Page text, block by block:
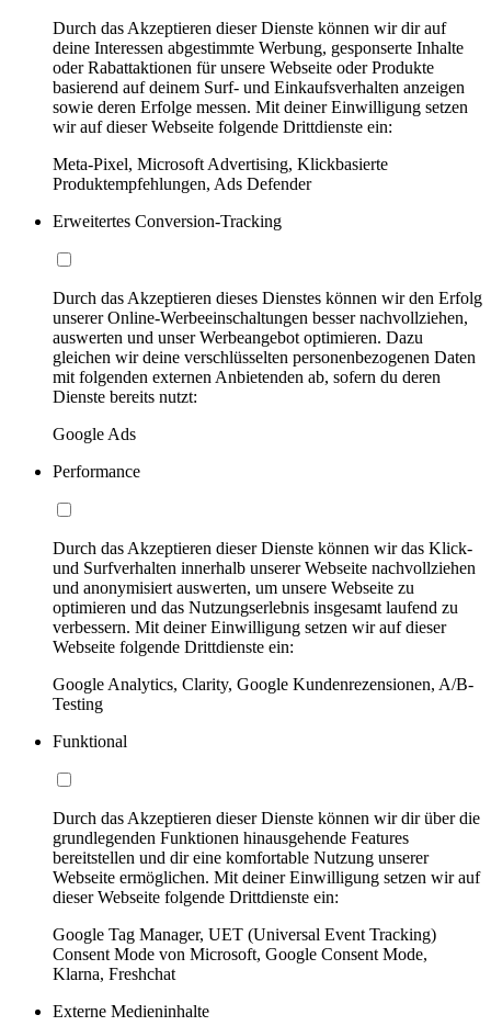
Durch das Akzeptieren dieser Dienste können wir dir auf
deine Interessen abgestimmte Werbung, gesponserte Inhalte
oder Rabattaktionen für unsere Webseite oder Produkte
basierend auf deinem Surf- und Einkaufsverhalten anzeigen
sowie deren Erfolge messen. Mit deiner Einwilligung setzen
wir auf dieser Webseite folgende Drittdienste ein:
Meta-Pixel, Microsoft Advertising, Klickbasierte
Produktempfehlungen, Ads Defender
Erweitertes Conversion-Tracking
Durch das Akzeptieren dieses Dienstes können wir den Erfolg
unserer Online-Werbeeinschaltungen besser nachvollziehen,
auswerten und unser Werbeangebot optimieren. Dazu
gleichen wir deine verschlüsselten personenbezogenen Daten
mit folgenden externen Anbietenden ab, sofern du deren
Dienste bereits nutzt:
Google Ads
Performance
Durch das Akzeptieren dieser Dienste können wir das Klick-
und Surfverhalten innerhalb unserer Webseite nachvollziehen
und anonymisiert auswerten, um unsere Webseite zu
optimieren und das Nutzungserlebnis insgesamt laufend zu
verbessern. Mit deiner Einwilligung setzen wir auf dieser
Webseite folgende Drittdienste ein:
Google Analytics, Clarity, Google Kundenrezensionen, A/B-
Testing
Funktional
Durch das Akzeptieren dieser Dienste können wir dir über die
grundlegenden Funktionen hinausgehende Features
bereitstellen und dir eine komfortable Nutzung unserer
Webseite ermöglichen. Mit deiner Einwilligung setzen wir auf
dieser Webseite folgende Drittdienste ein:
Google Tag Manager, UET (Universal Event Tracking)
Consent Mode von Microsoft, Google Consent Mode,
Klarna, Freshchat
Externe Medieninhalte